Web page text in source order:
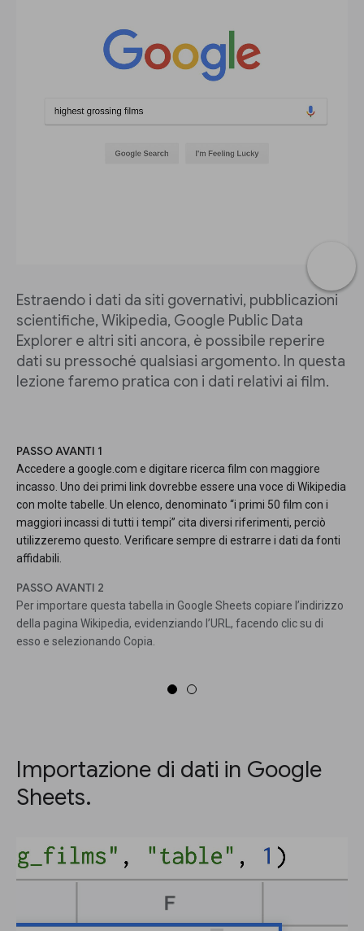
Estraendo i dati da siti governativi, pubblicazioni
scientifiche, Wikipedia, Google Public Data
Explorer e altri siti ancora, è possibile reperire
dati su pressoché qualsiasi argomento. In questa
lezione faremo pratica con i dati relativi ai film.
PASSO AVANTI 1
Accedere a google.com e digitare ricerca film con maggiore
incasso. Uno dei primi link dovrebbe essere una voce di Wikipedia
con molte tabelle. Un elenco, denominato “i primi 50 film con i
maggiori incassi di tutti i tempi” cita diversi riferimenti, perciò
utilizzeremo questo. Verificare sempre di estrarre i dati da fonti
affidabili.
PASSO AVANTI 2
Per importare questa tabella in Google Sheets copiare l’indirizzo
della pagina Wikipedia, evidenziando l’URL, facendo clic su di
esso e selezionando Copia.
Importazione di dati in Google
Sheets.